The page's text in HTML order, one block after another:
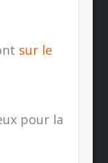
sur le
pour la